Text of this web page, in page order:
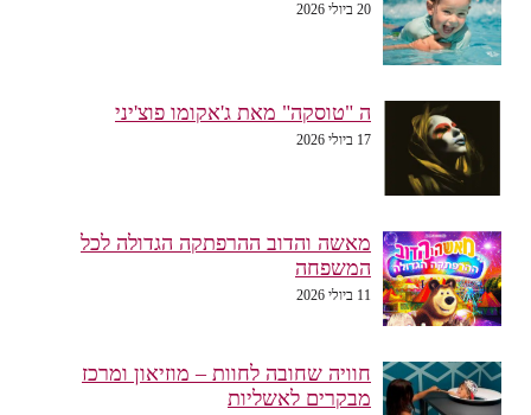
20 ביולי 2026
ה "טוסקה" מאת ג'אקומו פוצ'יני
17 ביולי 2026
מאשה והדוב ההרפתקה הגדולה לכל
המשפחה
11 ביולי 2026
חוויה שחובה לחוות – מוזיאון ומרכז
מבקרים לאשליות